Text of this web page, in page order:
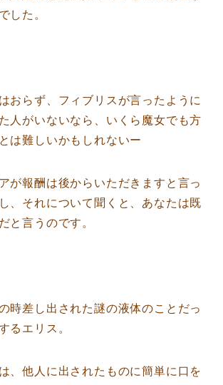
した。
おらず、フィブリスが言ったように
人がいないなら、いくら魔女でも方
は難しいかもしれないー
が報酬は後からいただきますと言っ
、それについて聞くと、あなたは既
と言うのです。
時差し出された謎の液体のことだっ
るエリス。
、他人に出されたものに簡単に口を